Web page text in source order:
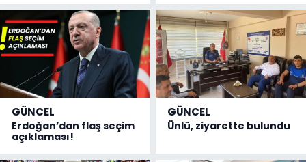
GÜNCEL
Erdoğan’dan flaş seçim
açıklaması!
GÜNCEL
Ünlü, ziyarette bulundu